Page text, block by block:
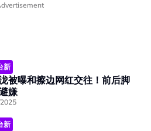
新
被曝和擦边网红交往！前后脚
嫌
新